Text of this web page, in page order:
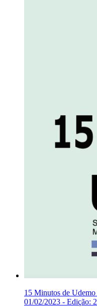
15 Minutos de
01/02/2023 - Edição: